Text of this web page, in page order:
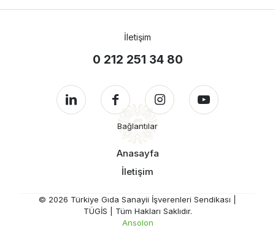
İletişim
0 212 251 34 80
Bağlantılar
Anasayfa
İletişim
© 2026 Türkiye Gıda Sanayii İşverenleri Sendikası |
TÜGİS | Tüm Hakları Saklıdır.
Ansolon